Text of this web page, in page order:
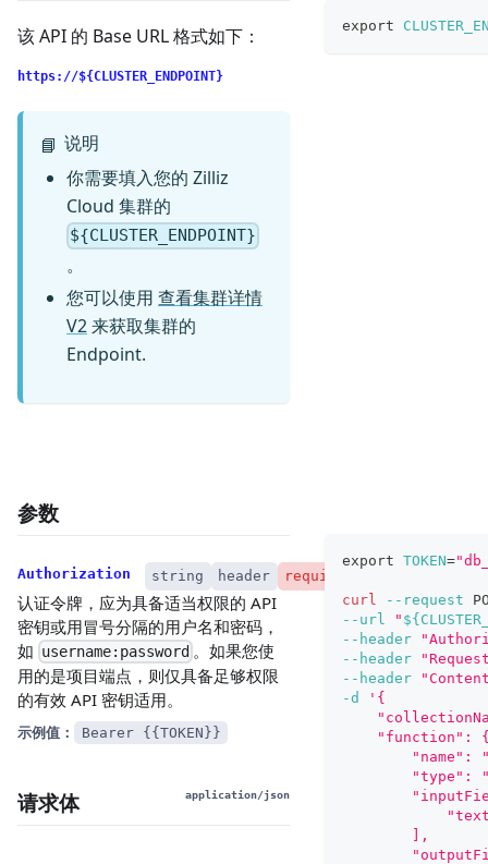
该 API 的 Base URL 格式如下：
https://${CLUSTER_ENDPOINT}
📘 说明
你需要填入您的 Zilliz
Cloud 集群的
${CLUSTER_ENDPOINT}
。
您可以使用 查看集群详情
V2来获取集群的
Endpoint.
export
参数
Authorization string header required
认证令牌，应为具备适当权限的 API
密钥或用冒号分隔的用户名和密码，
如 username:password 。如果您使
用的是项目端点，则仅具备足够权限
的有效 API 密钥适用。
示例值： Bearer {{TOKEN}}
请求体 application/json
export TOKEN=
curl --request
--url
"
--header
--header
--header
-d
'{
"function":
"name":
"type":
        ],